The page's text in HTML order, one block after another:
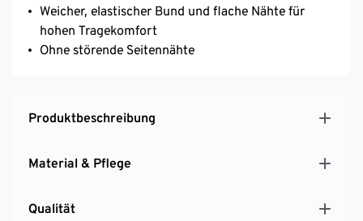
Weicher, elastischer Bund und flache Nähte für
hohen Tragekomfort
Ohne störende Seitennähte
Produktbeschreibung
Material & Pflege
Qualität